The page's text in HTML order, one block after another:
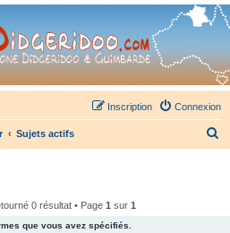
- retrouvez la communauté.
Connexion
Inscription
Sujets actifs
0 résultat • Page 1 sur 1
que vous avez spécifiés.